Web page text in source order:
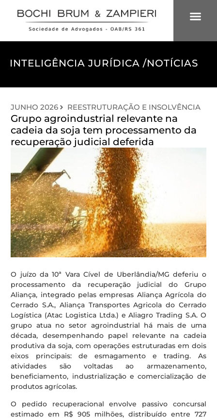
INTELIGÊNCIA JURÍDICA /NOTÍCIAS
JUNHO 2026 REESTRUTURAÇÃO E INSOLVÊNCIA
Grupo agroindustrial relevante na
cadeia da soja tem processamento da
recuperação judicial deferida
O juízo da 10ª Vara Cível de Uberlândia/MG deferiu o
processamento da recuperação judicial do Grupo
Aliança, integrado pelas empresas Aliança Agrícola do
Cerrado S.A., Aliança Transportes Agricola do Cerrado
Logística (Atac Logistica Ltda.) e Aliagro Trading S.A. O
grupo atua no setor agroindustrial há mais de uma
década, desempenhando papel relevante na cadeia
produtiva da soja, com operações estruturadas em dois
eixos principais: de esmagamento e trading. As
atividades são voltadas ao armazenamento,
beneficiamento, industrialização e comercialização de
produtos agrícolas.
O pedido recuperacional envolve passivo concursal
estimado em R$ 905 milhões, distribuído entre 727